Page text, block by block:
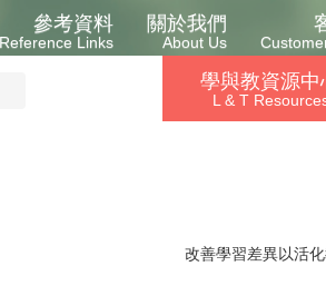
參考資料
Reference Links
關於我們
About Us
學與教資源中
L & T
改善學習差異以活